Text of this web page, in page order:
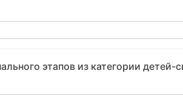
этапов из категории